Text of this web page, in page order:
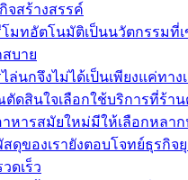
จสร้างสรรค์
มทอัตโนมัติเป็นนวัตกรรมที่
บาย
ล่นกจึงไม่ได้เป็นเพียงแค่ทาง
ตัดสินใจเลือกใช้บริการที่ร้า
าหารสมัยใหม่มีให้เลือกหลา
ดุของเรายังตอบโจทย์ธุรกิจ
ดเร็ว